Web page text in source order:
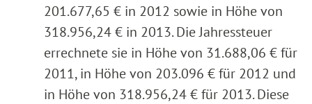
201.677,65 € in 2012 sowie in Höhe von
318.956,24 € in 2013. Die Jahressteuer
errechnete sie in Höhe von 31.688,06 € für
2011, in Höhe von 203.096 € für 2012 und
in Höhe von 318.956,24 € für 2013. Diese